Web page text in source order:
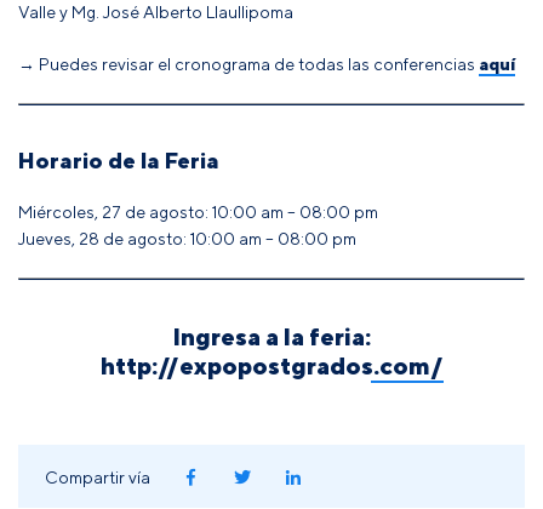
Valle y Mg. José Alberto Llaullipoma
→ Puedes revisar el cronograma de todas las conferencias aquí
Horario de la Feria
Miércoles, 27 de agosto: 10:00 am – 08:00 pm
Jueves, 28 de agosto: 10:00 am – 08:00 pm
Ingresa a la feria:
http://expopostgrados.com/
Compartir vía